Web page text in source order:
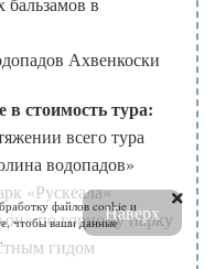
Ахвенкоски
стоимость тура:
всего тура
водопадов»
«Рускеала»
по горному парку
гидом
(ст. 8.39 КоАП РФ).
бронирования
Горный парк
входной
Symphony» (БЕЗ
МЕСТА В
пенс., 1150 р./студ.,
Наверх
файлов cookie и
чтобы ваши данные